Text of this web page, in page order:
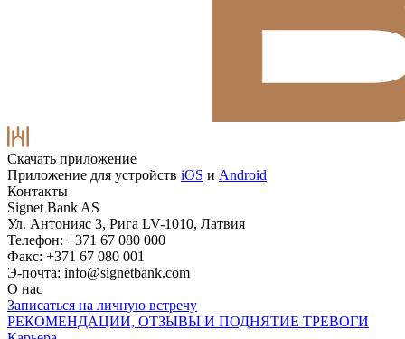
Скачать приложение
Приложение для устройств iOS и Android
Контакты
Signet Bank AS
Ул. Антонияс 3, Рига LV-1010, Латвия
Телефон: +371 67 080 000
Факс: +371 67 080 001
Э-почта: info@signetbank.com
О нас
Записаться на личную встречу
РЕКОМЕНДАЦИИ, ОТЗЫВЫ И ПОДНЯТИЕ ТРЕВОГИ